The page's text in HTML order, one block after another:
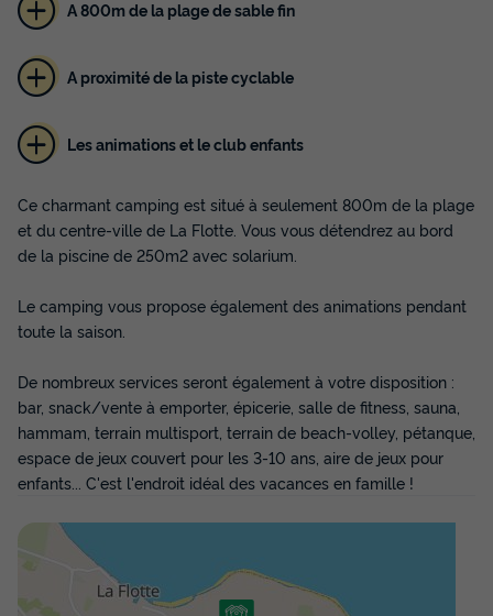
MOBILHOME 4 personnes - Palma Clim 4
personnes
Annulation gratuite
Récent
Surface
24m²
Adultes Chambres Salle de bain
Cafetière
Congélateur
MOBILHOME 4 personnes - Palma Clim 4 personnes
Meilleur prix pour 7 nuits
Modifier les dates
A 800m de la plage de sable fin
A proximité de la piste cyclable
Les animations et le club enfants
Ce charmant camping est situé à seulement 800m de la plage
et du centre-ville de La Flotte. Vous vous détendrez au bord
de la piscine de 250m2 avec solarium.
Le camping vous propose également des animations pendant
toute la saison.
De nombreux services seront également à votre disposition :
bar, snack/vente à emporter, épicerie, salle de fitness, sauna,
hammam, terrain multisport, terrain de beach-volley, pétanque,
espace de jeux couvert pour les 3-10 ans, aire de jeux pour
enfants... C'est l'endroit idéal des vacances en famille !